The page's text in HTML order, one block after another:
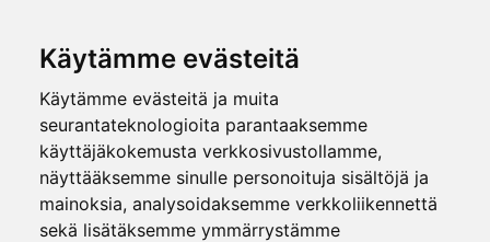
Käytämme evästeitä
Käytämme evästeitä ja muita
seurantateknologioita parantaaksemme
käyttäjäkokemusta verkkosivustollamme,
näyttääksemme sinulle personoituja sisältöjä ja
mainoksia, analysoidaksemme verkkoliikennettä
sekä lisätäksemme ymmärrystämme